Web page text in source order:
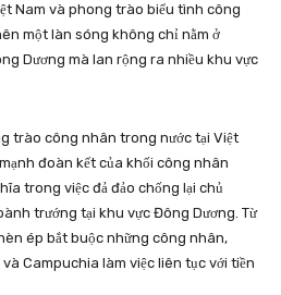
Nam và phong trào biểu tình công
một làn sóng không chỉ nằm ở
Dương mà lan rộng ra nhiều khu vực
trào công nhân trong nước tại Việt
đoàn kết của khối công nhân
trong việc đả đảo chống lại chủ
trướng tại khu vực Đông Dương. Từ
ép bắt buộc những công nhân,
Campuchia làm việc liên tục với tiền